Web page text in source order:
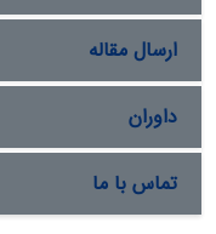
ارسال مقاله
داوران
تماس با ما